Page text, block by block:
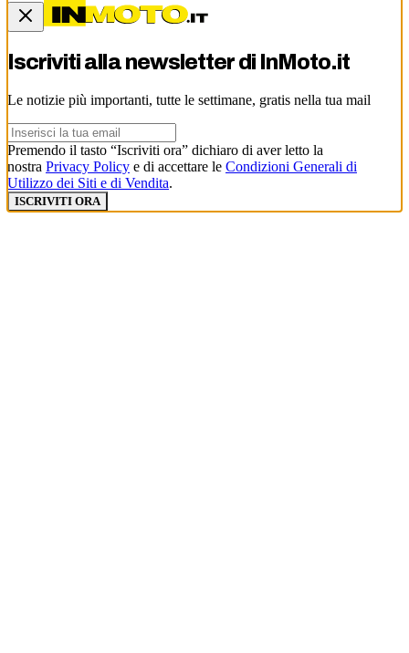
Iscriviti alla newsletter di InMoto.it
Le notizie più importanti, tutte le settimane, gratis nella tua mail
Premendo il tasto “Iscriviti ora” dichiaro di aver letto la
nostra Privacy Policy e di accettare le Condizioni Generali di
Utilizzo dei Siti e di Vendita.
ISCRIVITI ORA